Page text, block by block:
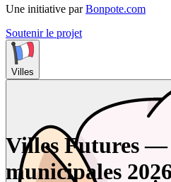
Une initiative par Bonpote.com
Soutenir le projet
Villes
Villes Futures —
municipales